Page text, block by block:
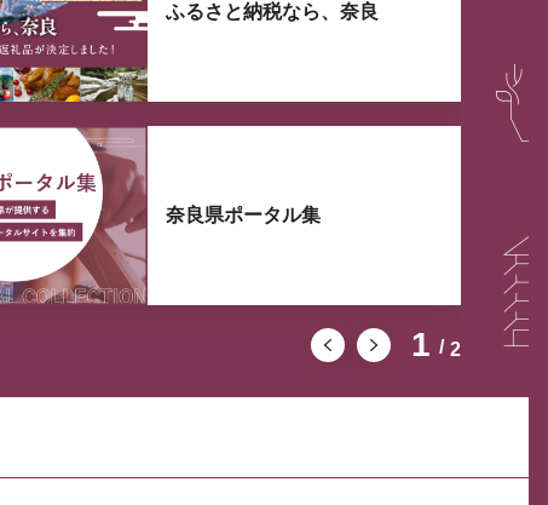
1 2
ふるさと納税なら、奈良
奈良県ポータル集